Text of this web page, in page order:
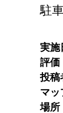
駐
実施
評価
投稿
マッ
場所